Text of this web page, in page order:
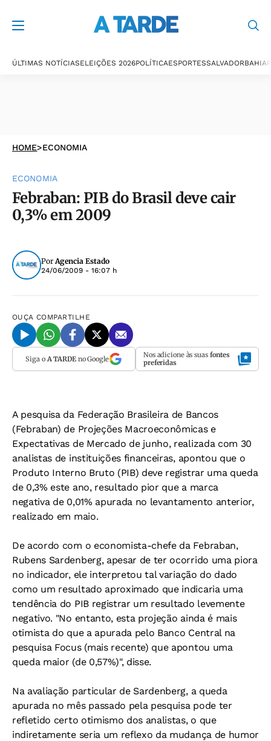
ÚLTIMAS NOTÍCIASELEIÇÕES 2026POLÍTICAESPORTESSALVADORBAHIA
HOME>ECONOMIA
ECONOMIA
Febraban: PIB do Brasil deve cair
0,3% em 2009
PorAgencia Estado
24/06/2009 - 16:07 h
OUÇA COMPARTILHE
Siga o A TARDEno Google Nos adicione às suas fontes
preferidas
A pesquisa da Federação Brasileira de Bancos
(Febraban) de Projeções Macroeconômicas e
Expectativas de Mercado de junho, realizada com 30
analistas de instituições financeiras, apontou que o
Produto Interno Bruto (PIB) deve registrar uma queda
de 0,3% este ano, resultado pior que a marca
negativa de 0,01% apurada no levantamento anterior,
realizado em maio.
De acordo com o economista-chefe da Febraban,
Rubens Sardenberg, apesar de ter ocorrido uma piora
no indicador, ele interpretou tal variação do dado
como um resultado aproximado que indicaria uma
tendência do PIB registrar um resultado levemente
negativo. "No entanto, esta projeção ainda é mais
otimista do que a apurada pelo Banco Central na
pesquisa Focus (mais recente) que apontou uma
queda maior (de 0,57%)", disse.
Na avaliação particular de Sardenberg, a queda
apurada no mês passado pela pesquisa pode ter
refletido certo otimismo dos analistas, o que
indiretamente seria um reflexo da mudança de humor